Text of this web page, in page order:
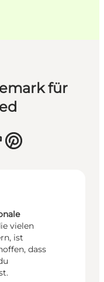
für
vielen
ist
dass